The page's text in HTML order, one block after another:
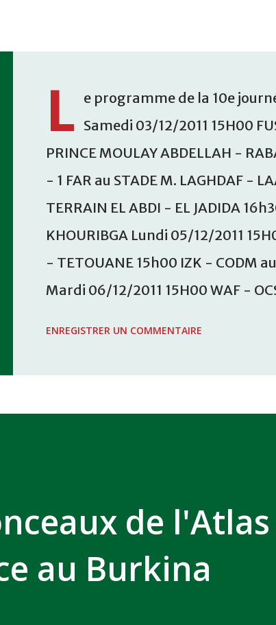
L e programme de la 10e
Samedi 03/12/2011 15H00
PRINCE MOULAY ABDELLAH -
- 1 FAR au STADE M. LAGHDAF -
TERRAIN EL ABDI - EL JADIDA
KHOURIBGA Lundi 05/12/2011
- TETOUANE 15h00 IZK - CODM
Mardi 06/12/2011 15H00 WAF -
ENREGISTRER UN COMMENTAIRE
de l'Atlas
au Burkina